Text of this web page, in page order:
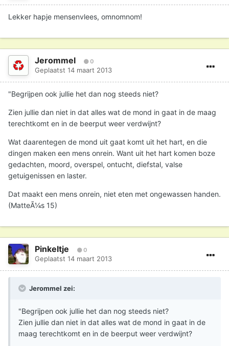
Lekker hapje mensenvlees, omnomnom!
Jerommel 0
Geplaatst 14 maart 2013
"Begrijpen ook jullie het dan nog steeds niet?
Zien jullie dan niet in dat alles wat de mond in gaat in de maag
terechtkomt en in de beerput weer verdwijnt?
Wat daarentegen de mond uit gaat komt uit het hart, en die
dingen maken een mens onrein. Want uit het hart komen boze
gedachten, moord, overspel, ontucht, diefstal, valse
getuigenissen en laster.
Dat maakt een mens onrein, niet eten met ongewassen handen.
(MatteÃ¼s 15)
Pinkeltje 0
Geplaatst 14 maart 2013
Jerommel zei:
"Begrijpen ook jullie het dan nog steeds niet?
Zien jullie dan niet in dat alles wat de mond in gaat in de
maag terechtkomt en in de beerput weer verdwijnt?